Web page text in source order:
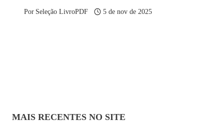
Por Seleção LivroPDF 5 de nov de 2025
MAIS RECENTES NO SITE